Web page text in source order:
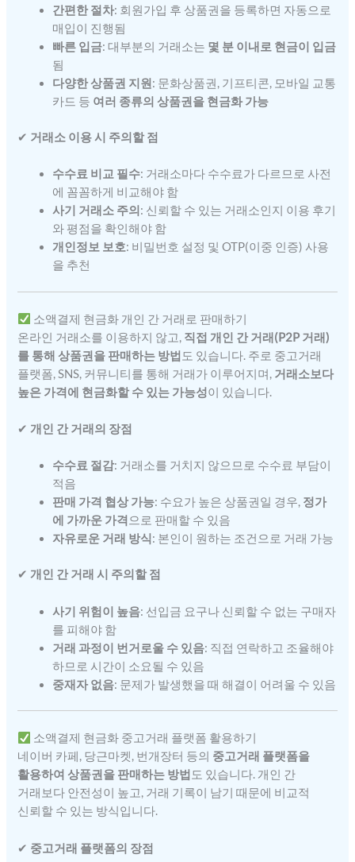
간편한 절차: 회원가입 후 상품권을 등록하면 자동으로
매입이 진행됨
빠른 입금: 대부분의 거래소는 몇 분 이내로 현금이 입금
됨
다양한 상품권 지원 : 문화상품권, 기프티콘, 모바일 교통
카드 등 여러 종류의 상품권을 현금화 가능
✔ 거래소 이용 시 주의할 점
수수료 비교 필수: 거래소마다 수수료가 다르므로 사전
에 꼼꼼하게 비교해야 함
사기 거래소 주의 : 신뢰할 수 있는 거래소인지 이용 후기
와 평점을 확인해야 함
개인정보 보호: 비밀번호 설정 및 OTP(이중 인증) 사용
을 추천
소액결제 현금화 개인 간 거래로 판매하기
온라인 거래소를 이용하지 않고, 직접 개인 간 거래(P2P 거래)
를 통해 상품권을 판매하는 방법 도 있습니다. 주로 중고거래
플랫폼, SNS, 커뮤니티를 통해 거래가 이루어지며, 거래소보다
높은 가격에 현금화할 수 있는 가능성이 있습니다.
✔개인 간 거래의 장점
수수료 절감: 거래소를 거치지 않으므로 수수료 부담이
적음
판매 가격 협상 가능: 수요가 높은 상품권일 경우, 정가
에 가까운 가격 으로 판매할 수 있음
자유로운 거래 방식: 본인이 원하는 조건으로 거래 가능
✔개인 간 거래 시 주의할 점
사기 위험이 높음: 선입금 요구나 신뢰할 수 없는 구매자
를 피해야 함
거래 과정이 번거로울 수 있음: 직접 연락하고 조율해야
하므로 시간이 소요될 수 있음
중재자 없음: 문제가 발생했을 때 해결이 어려울 수 있음
소액결제 현금화 중고거래 플랫폼 활용하기
네이버 카페, 당근마켓, 번개장터 등의 중고거래 플랫폼을
활용하여 상품권을 판매하는 방법 도 있습니다. 개인 간
거래보다 안전성이 높고, 거래 기록이 남기 때문에 비교적
신뢰할 수 있는 방식입니다.
✔ 중고거래 플랫폼의 장점